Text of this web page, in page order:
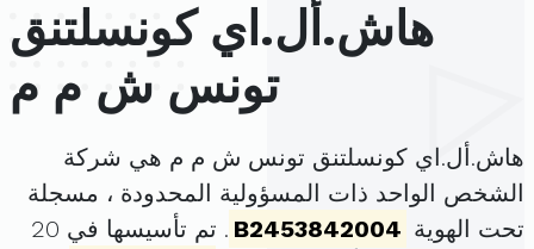
هاش.أل.اي كونسلتنق
تونس ش م م
هاش.أل.اي كونسلتنق تونس ش م م هي شركة
الشخص الواحد ذات المسؤولية المحدودة ، مسجلة
تحت الهوية B2453842004
. تم تأسيسها في 20